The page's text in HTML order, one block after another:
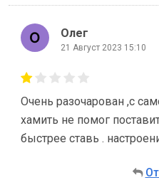
Олег
21 Август 2023 15:10
Очень разочарован ,с
хамить не помог
быстрее ставь .